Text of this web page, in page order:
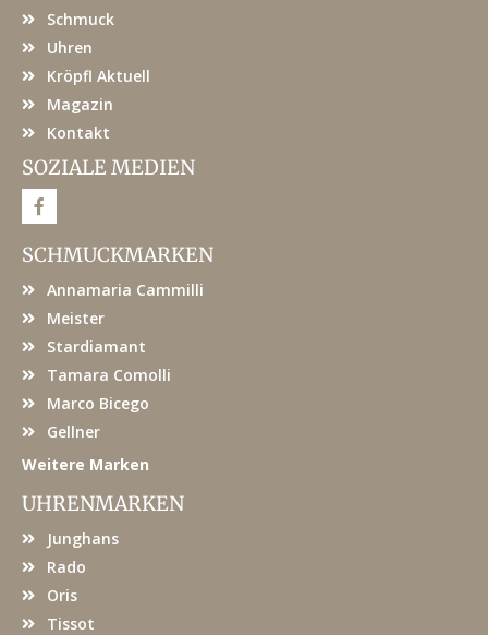
Schmuck
Uhren
Kröpfl Aktuell
Magazin
Kontakt
SOZIALE MEDIEN
F
a
e
b
o
SCHMUCKMARKEN
Annamaria Cammilli
Meister
Stardiamant
Tamara Comolli
Marco Bicego
Gellner
Weitere Marken
UHRENMARKEN
Junghans
Rado
Oris
Tissot